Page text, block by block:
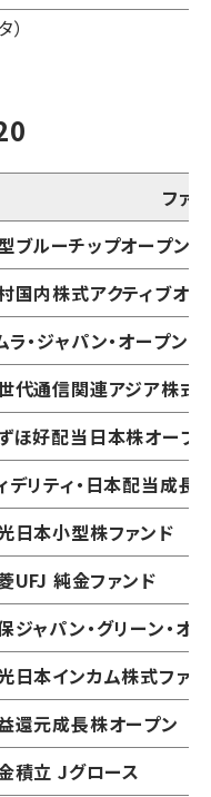
ファ
ブルーチップオープン
国内株式アクティブオ
ラ・ジャパン・オープン
代通信関連アジア株式
ほ好配当日本株オープ
デリティ・日本配当成長
日本小型株ファンド
UFJ 純金ファンド
ジャパン・グリーン・オ
日本インカム株式ファン
還元成長株オープン
積立 Jグロース